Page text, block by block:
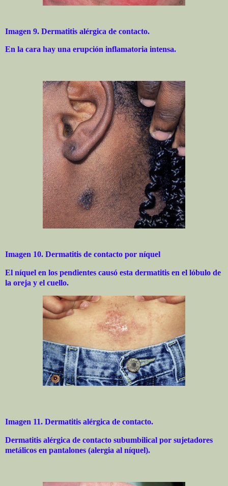
Imagen 9. Dermatitis alérgica de contacto.
En la cara hay una erupción inflamatoria intensa.
Imagen 10. Dermatitis de contacto por níquel
El níquel en los pendientes causó esta dermatitis en el lóbulo de
la oreja y el cuello.
Imagen 11. Dermatitis alérgica de contacto.
Dermatitis alérgica de contacto subumbilical por sujetadores
metálicos en pantalones (alergia al níquel).